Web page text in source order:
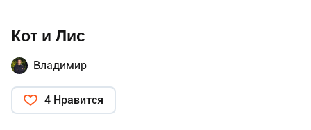
Кот и Лис
Владимир
4 Нравится